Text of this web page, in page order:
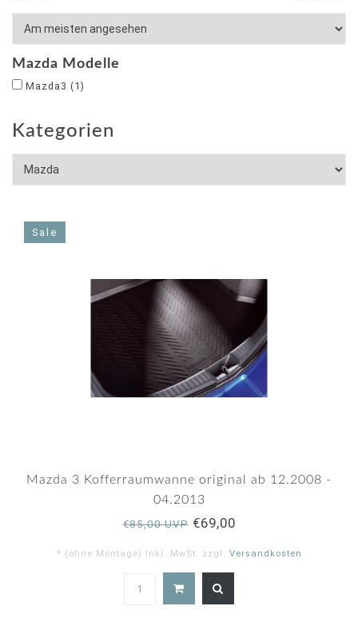
Mazda Modelle
Mazda3 (1)
Kategorien
Sale
Mazda 3 Kofferraumwanne original ab 12.2008 -
04.2013
€85,00 UVP€69,00
* (ohne Montage) Inkl. MwSt. zzgl. Versandkosten